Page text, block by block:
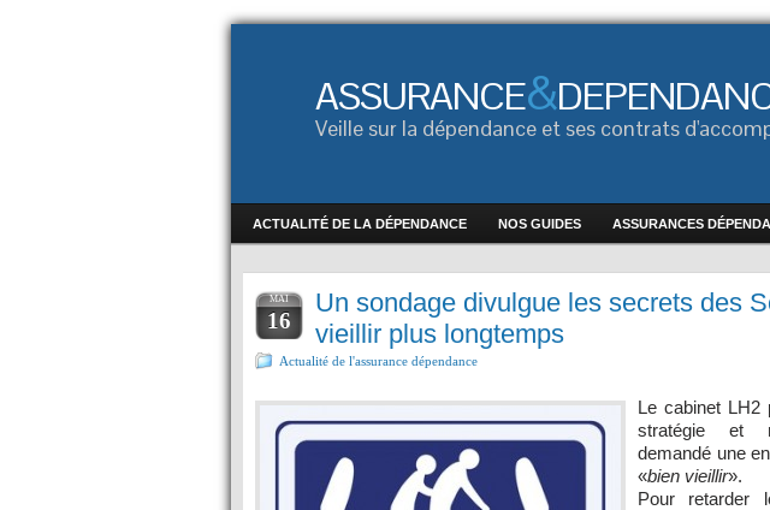
ASSURANCE&
Veille sur la dépendance et ses contrats
ACTUALITÉ DE LA DÉPENDANCE NOS GUIDES ASSURANCES
MAI
16
Un sondage divulgue les secrets des
vieillir plus longtemps
Actualité de l'assurance dépendance
Le cabinet LH2
stratégie et
demandé une
«bien vieillir».
Pour